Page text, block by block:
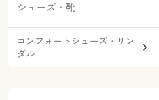
シューズ・靴
コンフォートシューズ・サン
ダル